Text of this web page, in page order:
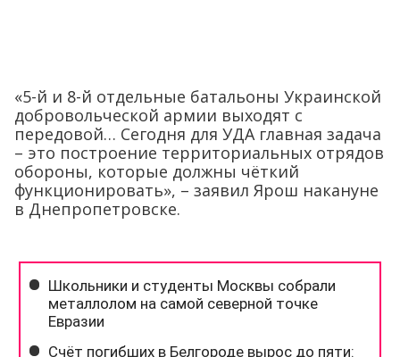
«5-й и 8-й отдельные батальоны Украинской
добровольческой армии выходят с
передовой… Сегодня для УДА главная задача
– это построение территориальных отрядов
обороны, которые должны чёткий
функционировать», – заявил Ярош накануне
в Днепропетровске.